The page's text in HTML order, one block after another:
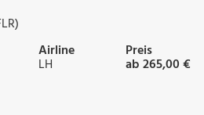
Airline
LH
Preis
ab 265,00 €